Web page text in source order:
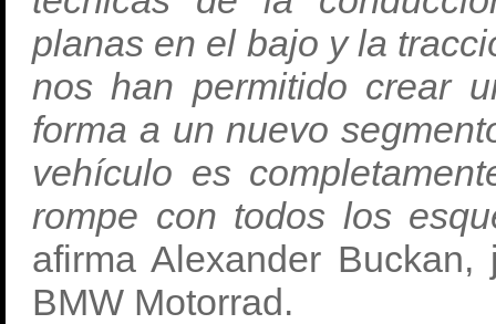
planas en el bajo y la
nos han permitido crear
forma a un nuevo
vehículo es
rompe con todos los
afirma Alexander
BMW Motorrad.